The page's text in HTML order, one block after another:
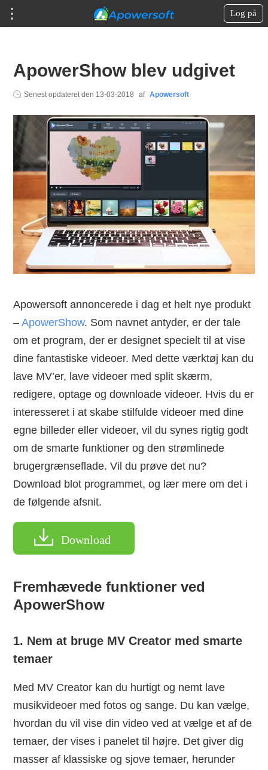
Log på
ApowerShow blev udgivet
Senest opdateret den 13-03-2018 af Apowersoft
Apowersoft annoncerede i dag et helt nye produkt
–ApowerShow. Som navnet antyder, er der tale
om et program, der er designet specielt til at vise
dine fantastiske videoer. Med dette værktøj kan du
lave MV’er, lave videoer med split skærm,
redigere, optage og downloade videoer. Hvis du er
interesseret i at skabe stilfulde videoer med dine
egne billeder eller videoer, vil du synes rigtig godt
om de smarte funktioner og den strømlinede
brugergrænseflade. Vil du prøve det nu?
Download blot programmet, og lær mere om det i
de følgende afsnit.
Download
Fremhævede funktioner ved
ApowerShow
1. Nem at bruge MV Creator med smarte
temaer
Med MV Creator kan du hurtigt og nemt lave
musikvideoer med fotos og sange. Du kan vælge,
hvordan du vil vise din video ved at vælge et af de
temaer, der vises i panelet til højre. Det giver dig
masser af klassiske og sjove temaer, herunder